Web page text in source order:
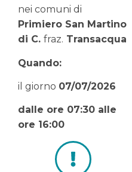
nei comuni di
Primiero San Martino
di C. fraz. Transacqua
Quando:
il giorno 07/07/2026
dalle ore 07:30 alle
ore 16:00